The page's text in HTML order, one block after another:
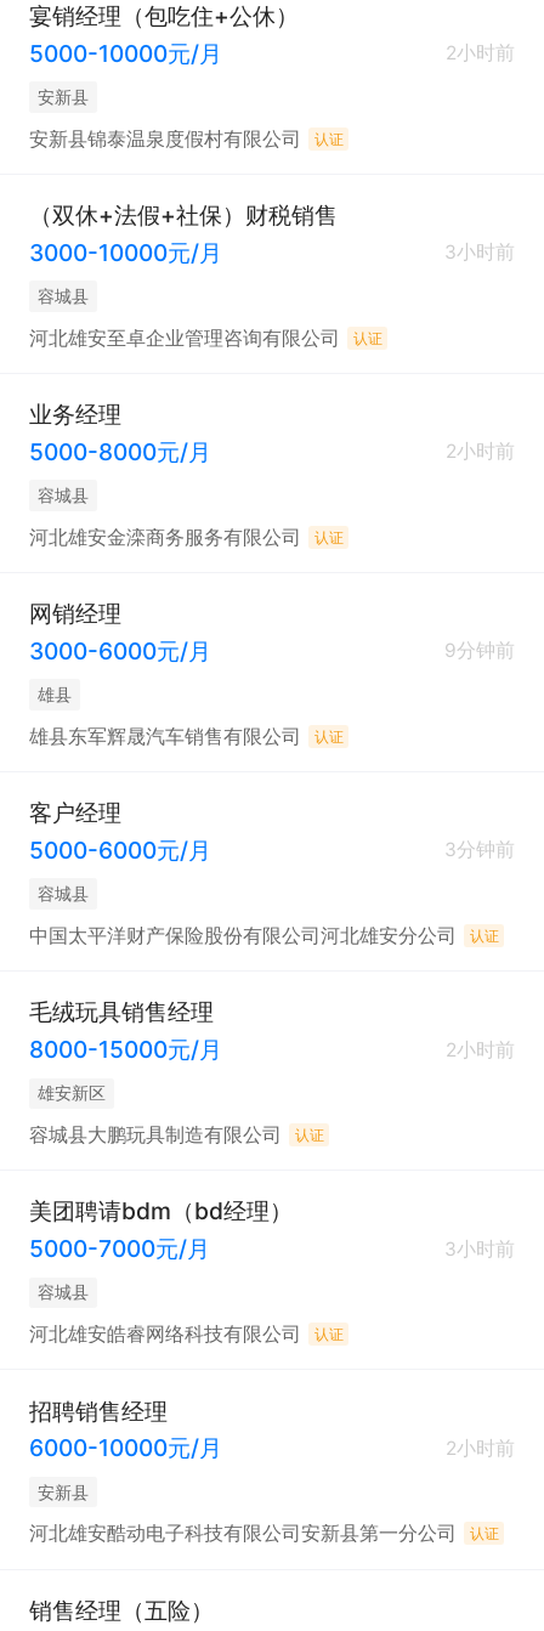
宴销经理（包吃住+公休）
5000-10000元/月
2小时前
安新县
安新县锦泰温泉度假村有限公司 认证
（双休+法假+社保）财税销售
3000-10000元/月
3小时前
容城县
河北雄安至卓企业管理咨询有限公司 认证
业务经理
5000-8000元/月
2小时前
容城县
河北雄安金滦商务服务有限公司 认证
网销经理
3000-6000元/月
9分钟前
雄县
雄县东军辉晟汽车销售有限公司 认证
客户经理
5000-6000元/月
3分钟前
容城县
中国太平洋财产保险股份有限公司河北雄安分公司 认证
毛绒玩具销售经理
8000-15000元/月
2小时前
雄安新区
容城县大鹏玩具制造有限公司 认证
美团聘请bdm（bd经理）
5000-7000元/月
3小时前
容城县
河北雄安皓睿网络科技有限公司 认证
招聘销售经理
6000-10000元/月
2小时前
安新县
河北雄安酷动电子科技有限公司安新县第一分公司 认证
销售经理（五险）